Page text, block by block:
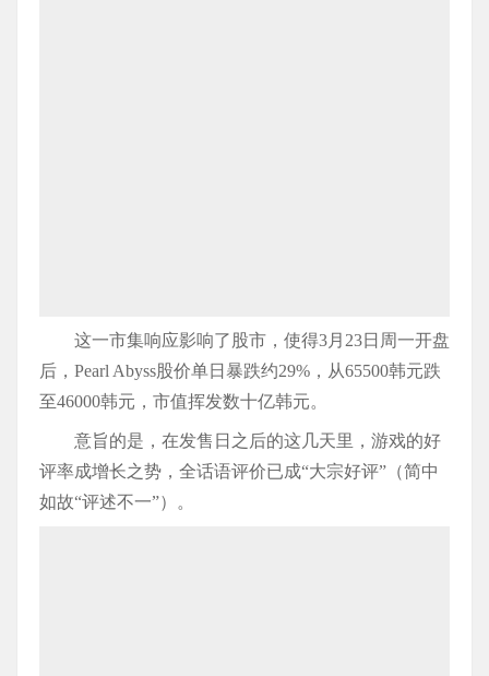
这一市集响应影响了股市，使得3月23日周一开盘
后，Pearl Abyss股价单日暴跌约29%，从65500韩元跌
至46000韩元，市值挥发数十亿韩元。
意旨的是，在发售日之后的这几天里，游戏的好
评率成增长之势，全话语评价已成“大宗好评”（简中
如故“评述不一”）。